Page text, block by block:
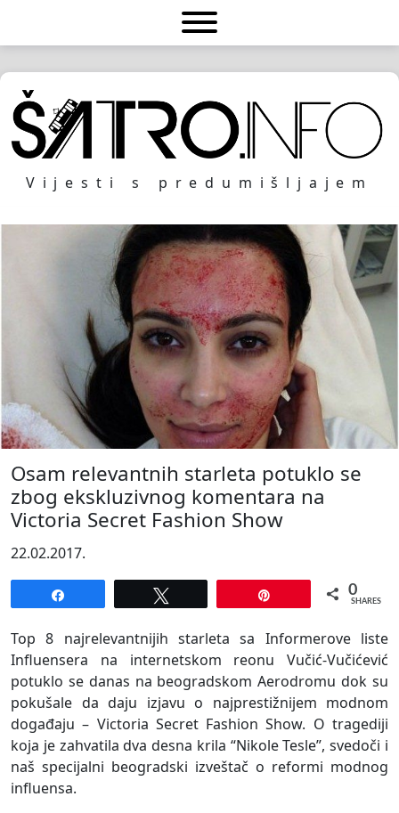
Vijesti s predumišljajem
Osam relevantnih starleta potuklo se
zbog ekskluzivnog komentara na
Victoria Secret Fashion Show
22.02.2017.
0
SHARES
Top 8 najrelevantnijih starleta sa Informerove liste
Influensera na internetskom reonu Vučić-Vučićević
potuklo se danas na beogradskom Aerodromu dok su
pokušale da daju izjavu o najprestižnijem modnom
događaju – Victoria Secret Fashion Show. O tragediji
koja je zahvatila dva desna krila “Nikole Tesle”, svedoči i
naš specijalni beogradski izveštač o reformi modnog
influensa.